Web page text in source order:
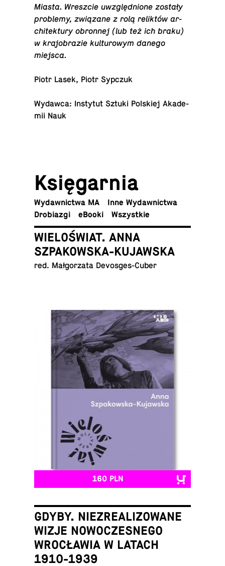
Miasta. Wresz­cie uwzględ­nio­ne zostały
pro­ble­my, zwią­za­ne z rolą re­lik­tów ar­
chi­tek­tu­ry obron­nej (lub też ich braku)
w kra­jo­bra­zie kul­tu­ro­wym danego
miejsca.
Piotr Lasek, Piotr Sypczuk
Wydawca: In­sty­tut Sztuki Pol­skiej Aka­de­
mii Nauk
Księ­gar­nia
Wy­daw­nic­twa MA
Inne Wydawnictwa
Dro­bia­zgi
eBooki Wszyst­kie
WIELOŚWIAT. ANNA
SZPAKOWSKA-KUJAWSKA
red. Mał­go­rza­ta Devosges-Cuber
160 PLN
GDYBY. NIEZREALIZOWANE
WIZJE NOWOCZESNEGO
WROCŁAWIA W LATACH
1910-1939